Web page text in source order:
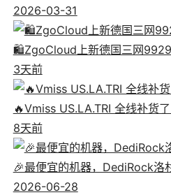
2026-03-31
🛍️ZgoCloud上新德国三网
3天前
🔥Vmiss US.LA.TRI 全线补货
8天前
🎉最便宜的机器，DediRock
2026-06-28